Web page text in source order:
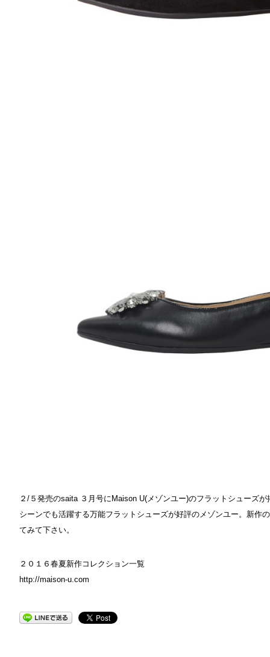
２/５発売のsaita ３月号にMaison U(メゾンユー)のフラットシューズ
シーンでも活躍する万能フラットシューズが好評のメゾンユー。新作
てみて下さい。
２０１６春夏新作コレクション一覧
http://maison-u.com